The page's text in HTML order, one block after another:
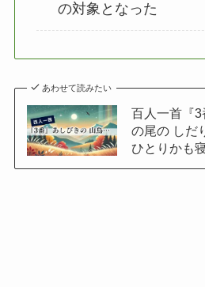
の対象となった
あわせて読みたい
百人一首『
の尾の しだ
ひとりかも